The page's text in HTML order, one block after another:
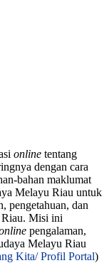
online tentang
dengan cara
bahan maklumat
Melayu Riau untuk
pengetahuan, dan
Riau. Misi ini
pengalaman,
Melayu Riau
Kita/ Profil Portal)